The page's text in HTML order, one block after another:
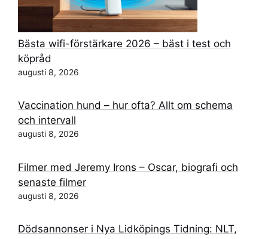
Bästa wifi-förstärkare 2026 – bäst i test och
köpråd
augusti 8, 2026
Vaccination hund – hur ofta? Allt om schema
och intervall
augusti 8, 2026
Filmer med Jeremy Irons – Oscar, biografi och
senaste filmer
augusti 8, 2026
Dödsannonser i Nya Lidköpings Tidning: NLT,